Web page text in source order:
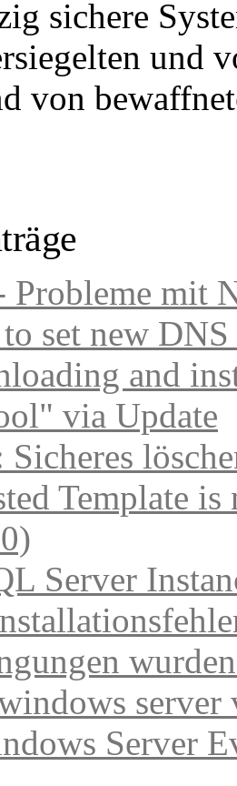
sichere
und
von
Probleme mit
set new
and
via Update
Template
Server
server
Server